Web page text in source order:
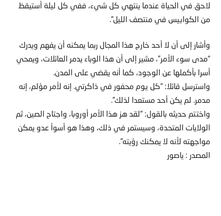
لاحق في الحياة عندما ينتهي كل شيء، ففي كل ليلة أستيقظ
من الكوابيس في منتصف الليل”.
وأشار إلى أن لا أحد خارج هذا المجال ربما يمكنه أن يفهم ويدرك
“مدى سوء الأمر”، مشير إلى أن هذا الوباء يدمر العائلات، ويمحي
أسرا بأكملها عن الوجود، كما أنه يقضي على المدن.
واسترسل قائلا: “كل يوم محفور في ذاكرتي. إنه لأمر مؤلم، إنه
مدمر. لم يكن أحد مستعدا لذلك”.
واختتم حديثه بالقول: “لقد هز هذا الأمر أوروبا، واجتاح الصين، ثم
الولايات المتحدة، وسيستمر في ذلك، وهذا هو أسوأ عدو يمكن
مواجهته لأنه لا يمكنك رؤيته”.
المصدر : ياصور